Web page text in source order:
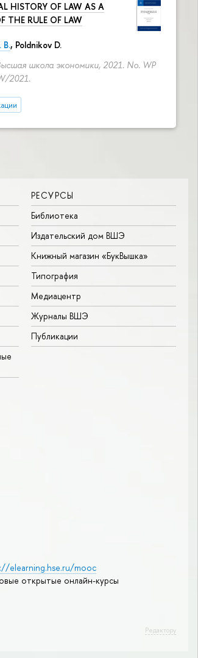
HISTORY OF LAW AS A
THE RULE OF LAW
B., Poldnikov D.
школа экономики, 2021. No. WP
2021.
РЕСУРСЫ
Библиотека
Издательский дом ВШЭ
Книжный магазин «БукВышка»
Типография
Медиацентр
Журналы ВШЭ
Публикации
elearning.hse.ru/mooc
открытые онлайн-курсы
Редактору